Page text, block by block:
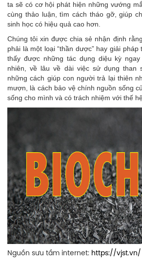
ta sẽ có cơ hội phát hiện những vướng
cùng thảo luận, tìm cách tháo gỡ, giúp
sinh học có hiệu quả cao hơn.
Chúng tôi xin được chia sẻ nhận định
phải là một loại “thần dược” hay giải
thấy được những tác dụng diệu kỳ
nhiên, về lâu về dài việc sử dụng than
những cách giúp con người trả lại thiên
mượn, là cách bảo vệ chính nguồn sống
sống cho mình và có trách nhiệm với thế
Nguồn sưu tầm internet: https://vjst.vn/